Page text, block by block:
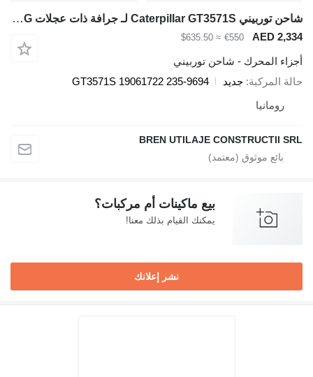
شاحن توربيني Caterpillar GT3571S لـ جرافة ذات عجلات Caterpillar 928G
AED 2,334
€550
≈ $635.50
أجزاء المحرك - شاحن توربيني
حالة المركبة جديد
GT3571S 19061722 235-9694
رومانيا
BREN UTILAJE CONSTRUCTII SRL
بيع ماكينات أم مركبات؟
يمكنك القيام بذلك معنا!
نشر إعلانك